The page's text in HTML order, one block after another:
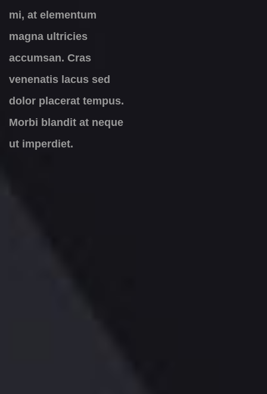
mi, at elementum
magna ultricies
accumsan. Cras
venenatis lacus sed
dolor placerat tempus.
Morbi blandit at neque
ut imperdiet.